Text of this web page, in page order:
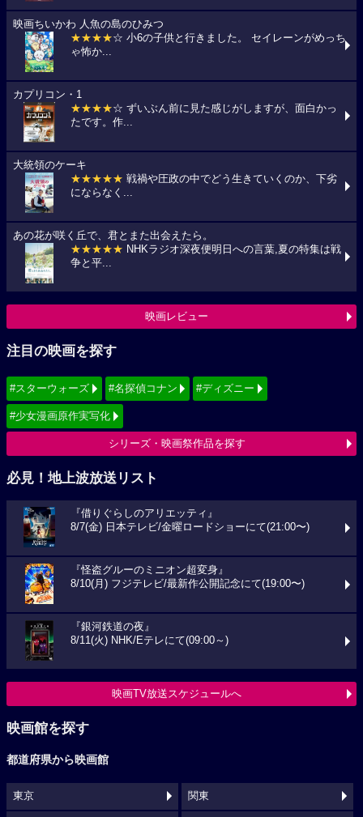
映画ちいかわ 人魚の島のひみつ
★★★★☆ 小6の子供と行きました。 セイレーンがめっち
ゃ怖か...
カプリコン・1
★★★★☆ ずいぶん前に見た感じがしますが、面白かっ
たです。作...
大統領のケーキ
★★★★★ 戦禍や圧政の中でどう生きていくのか、下劣
にならなく...
あの花が咲く丘で、君とまた出会えたら。
★★★★★ NHKラジオ深夜便明日への言葉,夏の特集は戦
争と平...
映画レビュー
注目の映画を探す
#スターウォーズ #名探偵コナン #ディズニー
#少女漫画原作実写化
シリーズ・映画祭作品を探す
必見！地上波放送リスト
『借りぐらしのアリエッティ』
8/7(金) 日本テレビ/金曜ロードショーにて(21:00〜)
『怪盗グルーのミニオン超変身』
8/10(月) フジテレビ/最新作公開記念にて(19:00〜)
『銀河鉄道の夜』
8/11(火) NHK/Eテレにて(09:00～)
映画TV放送スケジュールへ
映画館を探す
都道府県から映画館
東京 関東